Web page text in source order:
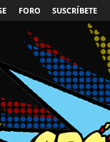
FORO SUSCRÍBETE